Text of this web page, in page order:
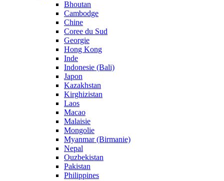
Bhoutan
Cambodge
Chine
Coree du Sud
Georgie
Hong Kong
Inde
Indonesie (Bali)
Japon
Kazakhstan
Kirghizistan
Laos
Macao
Malaisie
Mongolie
Myanmar (Birmanie)
Nepal
Ouzbekistan
Pakistan
Philippines